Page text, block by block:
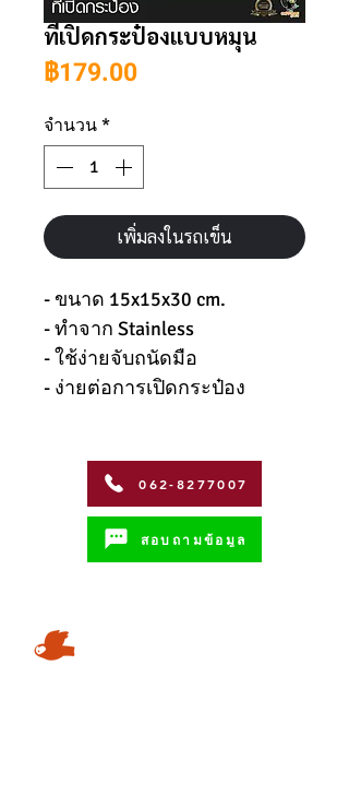
ที่เปิดกระป๋องแบบหมุน
฿179.00ราคา
จำนวน *
เพิ่มลงในรถเข็น
- ขนาด 15x15x30 cm.
- ทำจาก Stainless
- ใช้ง่ายจับถนัดมือ
- ง่ายต่อการเปิดกระป๋อง
062-8277007
สอบถามข้อมูล